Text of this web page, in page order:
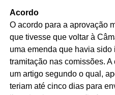
Acordo
O acordo para a aprovação
que tivesse que voltar à
uma emenda que havia
tramitação nas comissões.
um artigo segundo o qual,
teriam até cinco dias para